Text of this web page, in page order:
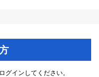
グインしてください。